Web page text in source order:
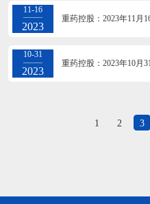
11-16
2023
重药控股：2023年11月
10-31
2023
重药控股：2023年10月
1 2 3